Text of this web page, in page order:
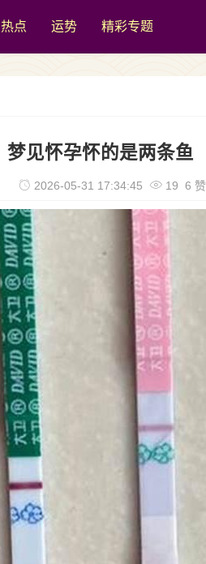
热点 运势 精彩专题
梦见怀孕怀的是两条鱼
2026-05-31 17:34:45 19 6 赞